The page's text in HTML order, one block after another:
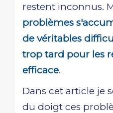
restent inconnus.
problèmes
de véritables
trop tard pour les
efficace.
Dans cet article je
du doigt ces